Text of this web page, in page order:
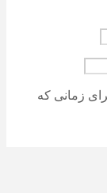
زمانی که